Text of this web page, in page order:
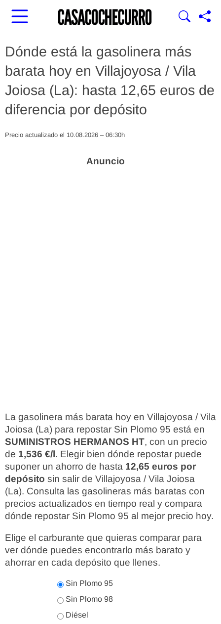
Dónde está la gasolinera más
barata hoy en Villajoyosa / Vila
Joiosa (La): hasta 12,65 euros de
diferencia por depósito
Precio actualizado el 10.08.2026 – 06:30h
La gasolinera más barata hoy en Villajoyosa / Vila
Joiosa (La) para repostar Sin Plomo 95 está en
SUMINISTROS HERMANOS HT, con un precio
de 1,536 €/l. Elegir bien dónde repostar puede
suponer un ahorro de hasta 12,65 euros por
depósito sin salir de Villajoyosa / Vila Joiosa
(La). Consulta las gasolineras más baratas con
precios actualizados en tiempo real y compara
dónde repostar Sin Plomo 95 al mejor precio hoy.
Elige el carburante que quieras comparar para
ver dónde puedes encontrarlo más barato y
ahorrar en cada depósito que llenes.
Sin Plomo 95
Sin Plomo 98
Diésel